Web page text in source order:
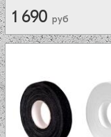
1 690 руб